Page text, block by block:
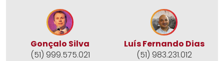
Gonçalo Silva
(51) 999.575.021
Luís Fernando Dias
(51) 983.231.012